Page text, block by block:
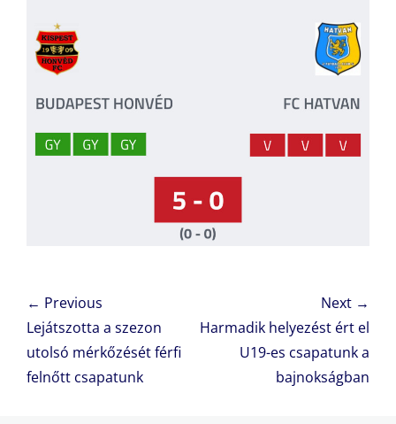
Bejegyzés
navigáció
← Previous
Previous
post:
Lejátszotta a szezon
utolsó mérkőzését férfi
felnőtt csapatunk
Next →
Next
Harmadik helyezést ért el
U19-es csapatunk a
bajnokságban